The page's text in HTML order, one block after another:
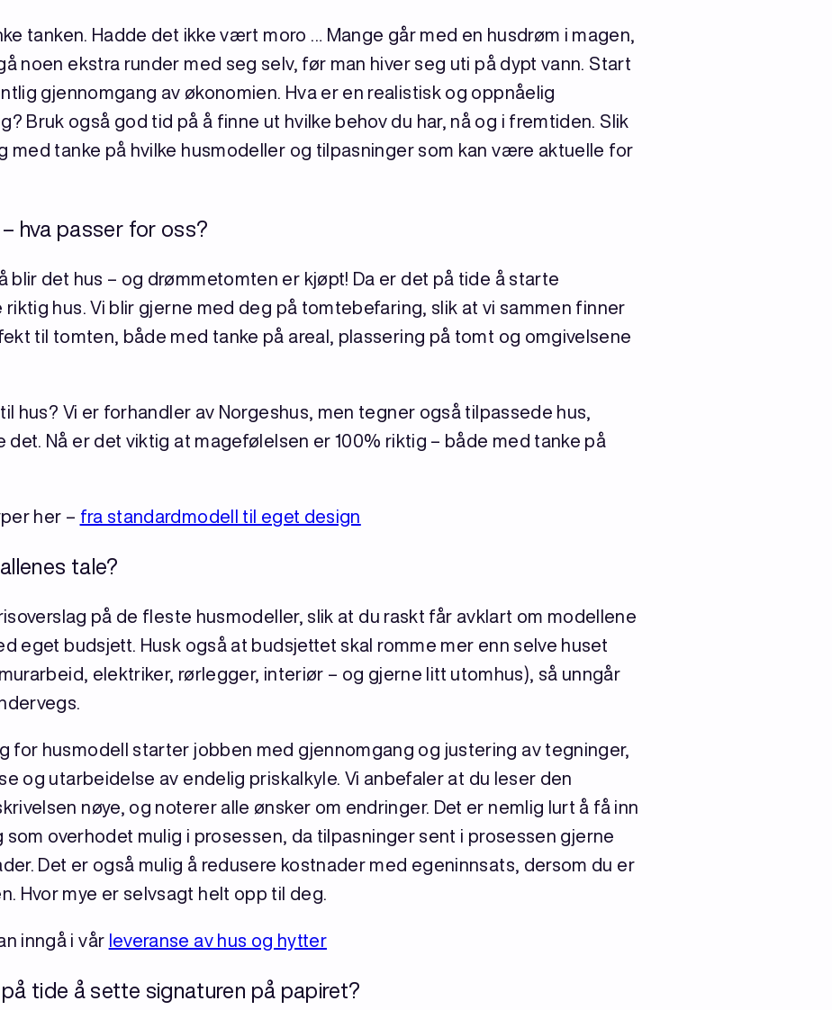
tanken. Hadde det ikke vært moro … Mange går med en husdrøm i magen,
noen ekstra runder med seg selv, før man hiver seg uti på dypt vann. Start
gjennomgang av økonomien. Hva er en realistisk og oppnåelig
Bruk også god tid på å finne ut hvilke behov du har, nå og i fremtiden. Slik
med tanke på hvilke husmodeller og tilpasninger som kan være aktuelle for
hva passer for oss?
blir det hus – og drømmetomten er kjøpt! Da er det på tide å starte
hus. Vi blir gjerne med deg på tomtebefaring, slik at vi sammen finner
til tomten, både med tanke på areal, plassering på tomt og omgivelsene
hus? Vi er forhandler av Norgeshus, men tegner også tilpassede hus,
det. Nå er det viktig at magefølelsen er 100% riktig – både med tanke på
her – fra standardmodell til eget design
tale?
på de fleste husmodeller, slik at du raskt får avklart om modellene
eget budsjett. Husk også at budsjettet skal romme mer enn selve huset
elektriker, rørlegger, interiør – og gjerne litt utomhus), så unngår
for husmodell starter jobben med gjennomgang og justering av tegninger,
og utarbeidelse av endelig priskalkyle. Vi anbefaler at du leser den
nøye, og noterer alle ønsker om endringer. Det er nemlig lurt å få inn
som overhodet mulig i prosessen, da tilpasninger sent i prosessen gjerne
Det er også mulig å redusere kostnader med egeninnsats, dersom du er
Hvor mye er selvsagt helt opp til deg.
inngå i vår leveranse av hus og hytter
tide å sette signaturen på papiret?